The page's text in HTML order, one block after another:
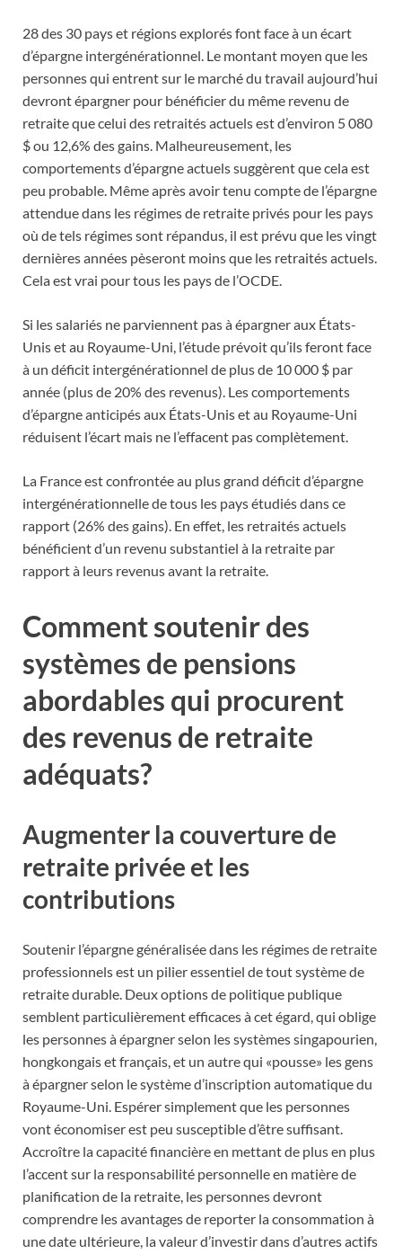
28 des 30 pays et régions explorés font face à un écart
d’épargne intergénérationnel. Le montant moyen que les
personnes qui entrent sur le marché du travail aujourd’hui
devront épargner pour bénéficier du même revenu de
retraite que celui des retraités actuels est d’environ 5 080
$ ou 12,6% des gains. Malheureusement, les
comportements d’épargne actuels suggèrent que cela est
peu probable. Même après avoir tenu compte de l’épargne
attendue dans les régimes de retraite privés pour les pays
où de tels régimes sont répandus, il est prévu que les vingt
dernières années pèseront moins que les retraités actuels.
Cela est vrai pour tous les pays de l’OCDE.
Si les salariés ne parviennent pas à épargner aux États-
Unis et au Royaume-Uni, l’étude prévoit qu’ils feront face
à un déficit intergénérationnel de plus de 10 000 $ par
année (plus de 20% des revenus). Les comportements
d’épargne anticipés aux États-Unis et au Royaume-Uni
réduisent l’écart mais ne l’effacent pas complètement.
La France est confrontée au plus grand déficit d’épargne
intergénérationnelle de tous les pays étudiés dans ce
rapport (26% des gains). En effet, les retraités actuels
bénéficient d’un revenu substantiel à la retraite par
rapport à leurs revenus avant la retraite.
Comment soutenir des
systèmes de pensions
abordables qui procurent
des revenus de retraite
adéquats?
Augmenter la couverture de
retraite privée et les
contributions
Soutenir l’épargne généralisée dans les régimes de retraite
professionnels est un pilier essentiel de tout système de
retraite durable. Deux options de politique publique
semblent particulièrement efficaces à cet égard, qui oblige
les personnes à épargner selon les systèmes singapourien,
hongkongais et français, et un autre qui «pousse» les gens
à épargner selon le système d’inscription automatique du
Royaume-Uni. Espérer simplement que les personnes
vont économiser est peu susceptible d’être suffisant.
Accroître la capacité financière en mettant de plus en plus
l’accent sur la responsabilité personnelle en matière de
planification de la retraite, les personnes devront
comprendre les avantages de reporter la consommation à
une date ultérieure, la valeur d’investir dans d’autres actifs